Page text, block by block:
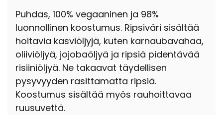
Puhdas, 100% vegaaninen ja 98%
luonnollinen koostumus. Ripsiväri sisältää
hoitavia kasviöljyjä, kuten karnaubavahaa,
oliiviöljyä, jojobaöljyä ja ripsiä pidentävää
risiiniöljyä. Ne takaavat täydellisen
pysyvyyden rasittamatta ripsiä.
Koostumus sisältää myös rauhoittavaa
ruusuvettä.